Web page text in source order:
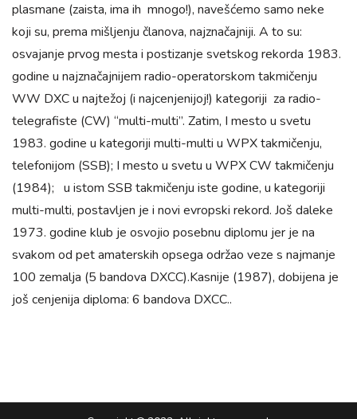
plasmane (zaista, ima ih mnogo!), navešćemo samo neke
koji su, prema mišljenju članova, najznačajniji. A to su:
osvajanje prvog mesta i postizanje svetskog rekorda 1983.
godine u najznačajnijem radio-operatorskom takmičenju
WW DXC u najtežoj (i najcenjenijoj!) kategoriji za radio-
telegrafiste (CW) “multi-multi”. Zatim, I mesto u svetu
1983. godine u kategoriji multi-multi u WPX takmičenju,
telefonijom (SSB); I mesto u svetu u WPX CW takmičenju
(1984); u istom SSB takmičenju iste godine, u kategoriji
multi-multi, postavljen je i novi evropski rekord. Još daleke
1973. godine klub je osvojio posebnu diplomu jer je na
svakom od pet amaterskih opsega održao veze s najmanje
100 zemalja (5 bandova DXCC).Kasnije (1987), dobijena je
još cenjenija diploma: 6 bandova DXCC..